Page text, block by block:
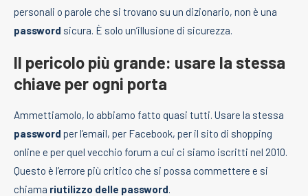
personali o parole che si trovano su un dizionario, non è una
password sicura. È solo un’illusione di sicurezza.
Il pericolo più grande: usare la stessa
chiave per ogni porta
Ammettiamolo, lo abbiamo fatto quasi tutti. Usare la stessa
password per l’email, per Facebook, per il sito di shopping
online e per quel vecchio forum a cui ci siamo iscritti nel 2010.
Questo è l’errore più critico che si possa commettere e si
chiama riutilizzo delle password.